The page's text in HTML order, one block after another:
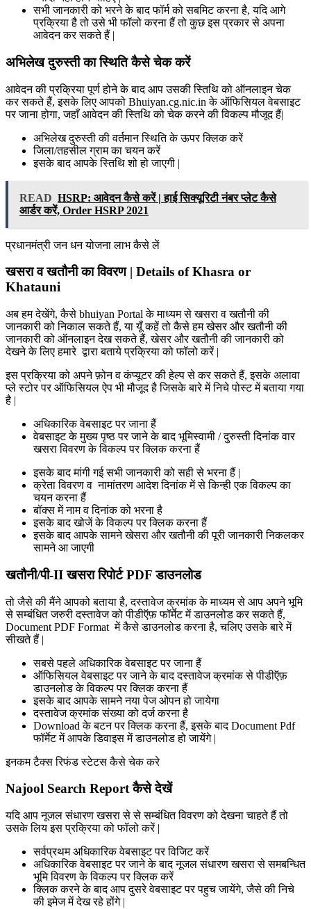
सभी जानकारी को भरने के बाद फॉर्म को सबमिट करना है, यदि आगे
प्रक्रिया है तो उसे भी फॉलो करना हैं तो कुछ इस प्रकार से अपना
आवेदन कर सकते हैं |
अभिलेख दुरुस्ती का स्थिति कैसे चेक करें
आवेदन की प्रक्रिया पूर्ण होने के बाद आप उसकी स्तिथि को ऑनलाइन चेक
कर सकते हैं, इसके लिए आपको Bhuiyan.cg.nic.in के ऑफिसियल वेबसाइट
पर जाना होगा, जहाँ आवेदन की स्तिथि को चेक करने की विकल्प मौजूद हैं|
अभिलेख दुरुस्ती की वर्तमान स्थिति के ऊपर क्लिक करें
जिला/तहसील ग्राम का चयन करें
इसके बाद आपके स्तिथि शो हो जाएगी |
READ HSRP: आवेदन कैसे करें | हाई सिक्यूरिटी नंबर प्लेट कैसे
आर्डर करें, Order HSRP 2021
प्रधानमंत्री जन धन योजना लाभ कैसे लें
खसरा व खतौनी का विवरण | Details of Khasra or
Khatauni
अब हम देखेंगे, कैसे bhuiyan Portal के माध्यम से खसरा व खतौनी की
जानकारी को निकाल सकते हैं, या यूँ कहें तो कैसे हम खेसर और खतौनी की
जानकारी को ऑनलाइन देख सकते हैं, खेसर और खतौनी की जानकारी को
देखने के लिए हमारे द्वारा बताये प्रक्रिया को फॉलो करें |
इस प्रक्रिया को अपने फ़ोन व कंप्यूटर की हेल्प से कर सकते हैं, इसके अलावा
प्ले स्टोर पर ऑफिसियल ऐप भी मौजूद है जिसके बारे में निचे पोस्ट में बताया गया
है |
अधिकारिक वेबसाइट पर जाना हैं
वेबसाइट के मुख्य पृष्ठ पर जाने के बाद भूमिस्वामी / दुरुस्ती दिनांक वार
खसरा विवरण के विकल्प पर क्लिक करना हैं
इसके बाद मांगी गई सभी जानकारी को सही से भरना हैं |
क्रेता विवरण व नामांतरण आदेश दिनांक में से किन्ही एक विकल्प का
चयन करना हैं
बॉक्स में नाम व दिनांक को भरना है
इसके बाद खोजें के विकल्प पर क्लिक करना हैं
इसके बाद आपके सामने खेसरा और खतौनी की पूरी जानकारी निकलकर
सामने आ जाएगी
खतौनी/पी-II खसरा रिपोर्ट PDF डाउनलोड
तो जैसे की मैंने आपको बताया है, दस्तावेज क्रमांक के माध्यम से आप अपने भूमि
से सम्बंधित जरुरी दस्तावेज को पीडीऍफ़ फॉर्मेट में डाउनलोड कर सकते हैं,
Document PDF Format में कैसे डाउनलोड करना है, चलिए उसके बारे में
सीखते हैं |
सबसे पहले अधिकारिक वेबसाइट पर जाना हैं
ऑफिसियल वेबसाइट पर जाने के बाद दस्तावेज क्रमांक से पीडीऍफ़
डाउनलोड के विकल्प पर क्लिक करना हैं
इसके बाद आपके सामने नया पेज ओपन हो जायेगा
दस्तावेज क्रमांक संख्या को दर्ज करना है
Download के बटन पर क्लिक करना हैं, इसके बाद Document Pdf
फॉर्मेट में आपके डिवाइस में डाउनलोड हो जायेंगे |
इनकम टैक्स रिफंड स्टेटस कैसे चेक करे
Najool Search Report कैसे देखें
यदि आप नूजल संधारण खसरा से से सम्बंधित विवरण को देखना चाहते हैं तो
उसके लिय इस प्रक्रिया को फॉलो करें |
सर्वप्रथम अधिकारिक वेबसाइट पर विजिट करें
अधिकारिक वेबसाइट पर जाने के बाद नूजल संधारण खसरा से समबन्धित
भूमि विवरण के विकल्प पर क्लिक करें
क्लिक करने के बाद आप दुसरे वेबसाइट पर पहुच जायेंगे, जैसे की निचे
की इमेज में देख रहे होंगे |